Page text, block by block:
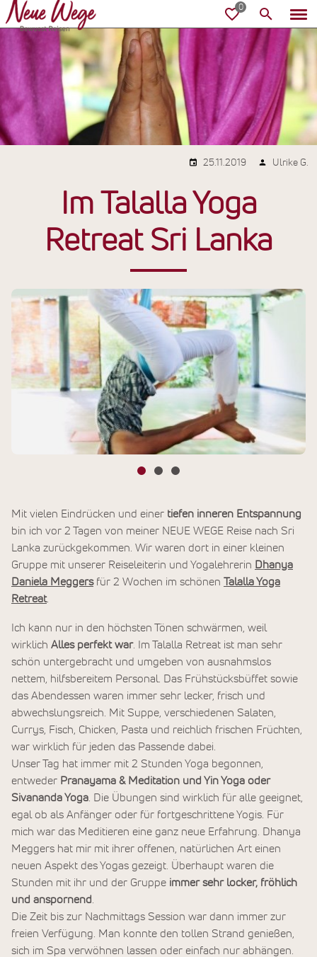
25.11.2019 Ulrike G.
Im Talalla Yoga
Retreat Sri Lanka
Mit vielen Eindrücken und einer tiefen inneren Entspannung
bin ich vor 2 Tagen von meiner NEUE WEGE Reise nach Sri
Lanka zurückgekommen. Wir waren dort in einer kleinen
Gruppe mit unserer Reiseleiterin und Yogalehrerin Dhanya
Daniela Meggersfür 2 Wochen im schönen Talalla Yoga
Retreat.
Ich kann nur in den höchsten Tönen schwärmen, weil
wirklich Alles perfekt war. Im Talalla Retreat ist man sehr
schön untergebracht und umgeben von ausnahmslos
nettem, hilfsbereitem Personal. Das Frühstücksbüffet sowie
das Abendessen waren immer sehr lecker, frisch und
abwechslungsreich. Mit Suppe, verschiedenen Salaten,
Currys, Fisch, Chicken, Pasta und reichlich frischen Früchten,
war wirklich für jeden das Passende dabei.
Unser Tag hat immer mit 2 Stunden Yoga begonnen,
entweder Pranayama & Meditation und Yin Yoga oder
Sivananda Yoga . Die Übungen sind wirklich für alle geeignet,
egal ob als Anfänger oder für fortgeschrittene Yogis. Für
mich war das Meditieren eine ganz neue Erfahrung. Dhanya
Meggers hat mir mit ihrer offenen, natürlichen Art einen
neuen Aspekt des Yogas gezeigt. Überhaupt waren die
Stunden mit ihr und der Gruppe immer sehr locker, fröhlich
und anspornend
Die Zeit bis zur Nachmittags Session war dann immer zur
freien Verfügung. Man konnte den tollen Strand genießen,
sich im Spa verwöhnen lassen oder einfach nur abhängen.